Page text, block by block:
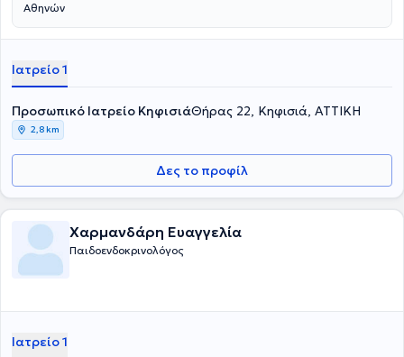
Αθηνών
Ιατρείο 1
Προσωπικό Ιατρείο ΚηφισιάΘήρας 22, Κηφισιά, ΑΤΤΙΚΗ
2,8 km
Δες το προφίλ
Χαρμανδάρη Ευαγγελία
Παιδοενδοκρινολόγος
Ιατρείο 1